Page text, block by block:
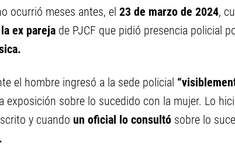
ocurrió meses antes, el 23 de marzo de 2024,
ex pareja de PJCF que pidió presencia policial
el hombre ingresó a la sede policial
exposición sobre lo sucedido con la mujer. Lo
y cuando un oficial lo consultó sobre lo